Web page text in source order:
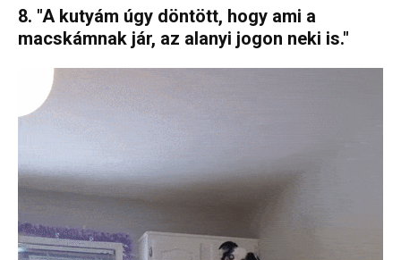
8. "A kutyám úgy döntött, hogy ami a
macskámnak jár, az alanyi jogon neki is."